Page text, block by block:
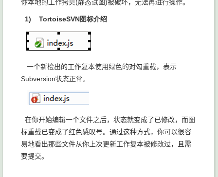
你本地的工作拷贝(静态试图)被破坏，无法再进行操作。
1) TortoiseSVN图标介绍
一个新检出的工作复本使用绿色的对勾重载，表示
Subversion状态正常。
在你开始编辑一个文件之后，状态就变成了已修改，而图
标重载已变成了红色感叹号。通过这种方式，你可以很容
易地看出那些文件从你上次更新工作复本被修改过，且需
要提交。